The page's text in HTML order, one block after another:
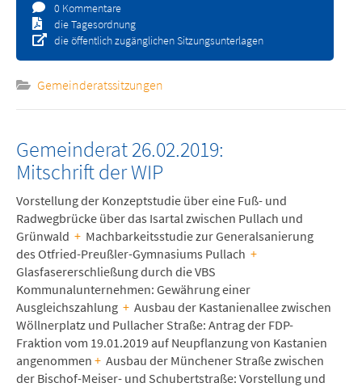
0 Kommentare
die Tagesordnung
die öffentlich zugänglichen Sitzungsunterlagen
Gemeinderatssitzungen
Gemeinderat 26.02.2019:
Mitschrift der WIP
Vorstellung der Konzeptstudie über eine Fuß- und
Radwegbrücke über das Isartal zwischen Pullach und
Grünwald + Machbarkeitsstudie zur Generalsanierung
des Otfried-Preußler-Gymnasiums Pullach +
Glasfasererschließung durch die VBS
Kommunalunternehmen: Gewährung einer
Ausgleichszahlung + Ausbau der Kastanienallee zwischen
Wöllnerplatz und Pullacher Straße: Antrag der FDP-
Fraktion vom 19.01.2019 auf Neupflanzung von Kastanien
angenommen + Ausbau der Münchener Straße zwischen
der Bischof-Meiser- und Schubertstraße: Vorstellung und